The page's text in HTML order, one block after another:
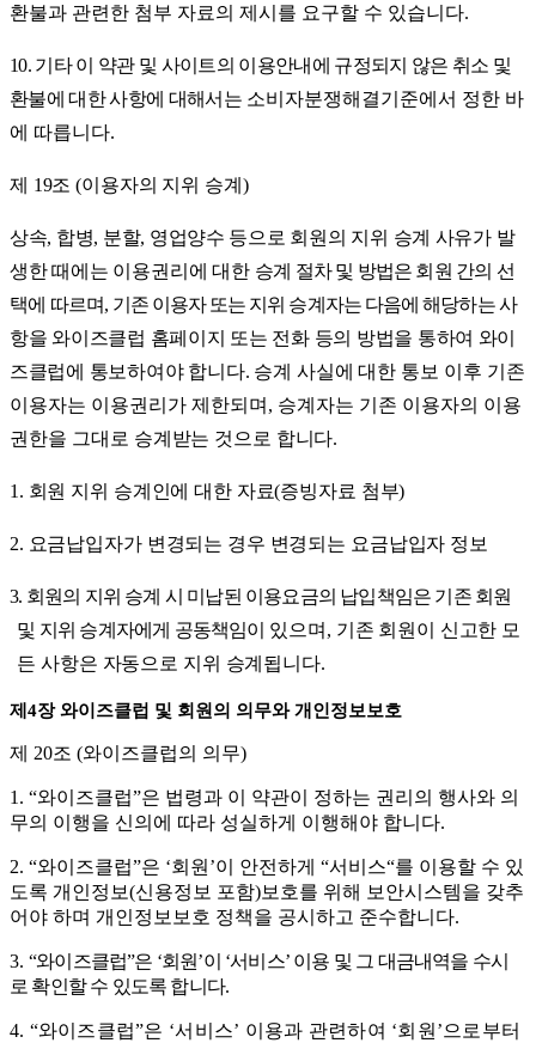
환불과 관련한 첨부 자료의 제시를 요구할 수 있습니다.
10. 기타 이 약관 및 사이트의 이용안내에 규정되지 않은 취소 및
환불에 대한 사항에 대해서 는 소비자분쟁해결기준에서 정한 바
에 따릅니다.
제 19조(이용자의 지위 승계 )
상속, 합병, 분할, 영업양수 등으로 회원의 지위 승계 사유가 발
생한 때에는 이용권리에 대한 승계 절차 및 방법은 회원 간의 선
택에 따르며, 기존 이용자 또는 지위 승계 자는 다음에 해당하는 사
항을 와이즈클럽 홈페이지 또는 전화 등의 방법을 통하여 와이
즈클럽에 통보하여야 합니다. 승계 사실에대한 통보 이후 기존
이용자는 이용권리가 제한되며 , 승계자는 기존 이용자의 이용
권한을 그대로 승계받는 것으로 합니다.
1. 회원 지위 승계인에 대한 자료(증빙자료 첨부)
2. 요금납입자가 변경되는 경우 변경되는 요금납입자 정보
3. 회원의 지위 승계 시 미납된 이용요금의 납입책임은 기존 회원
및 지위 승계자에게 공동책임이
있으며 , 기존 회원이 신고한 모
든 사항은 자동으로 지위 승계됩니다.
제 4장 와이즈클럽 및 회원의 의무와 개인정보보호
제 20조 (와이즈클럽의 의무)
1. “와이즈클럽”은 법령과 이 약관이 정하는 권리의 행사와 의
무의 이행을 신의에 따라 성실하게 이행해야 합니다.
2. “와이즈클럽”은 ‘회원 ’이 안전하게 “서비스“를 이용할 수 있
도록 개인정보(신용정보 포함)보호를 위해 보안시스템을 갖추
어야 하며 개인정보보호 정책을 공시하고 준수합니다.
3. “와이즈클럽”은 ‘회원’이 ‘서비스’ 이용 및 그 대금내역을 수시
로 확인할 수 있도록 합니다.
4. “와이즈클럽”은 ‘서비스’ 이용과 관련하여 ‘회원 ’으로부터